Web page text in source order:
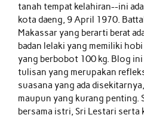
tanah tempat kelahiran--ini
kota daeng, 9 April 1970.
Makassar yang berarti berat
badan lelaki yang memiliki
yang berbobot 100 kg. Blog
tulisan yang merupakan
suasana yang ada
maupun yang kurang penting.
bersama istri, Sri Lestari serta